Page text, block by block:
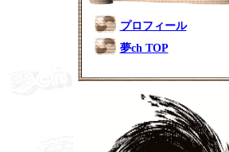
プロフィール
夢ch TOP